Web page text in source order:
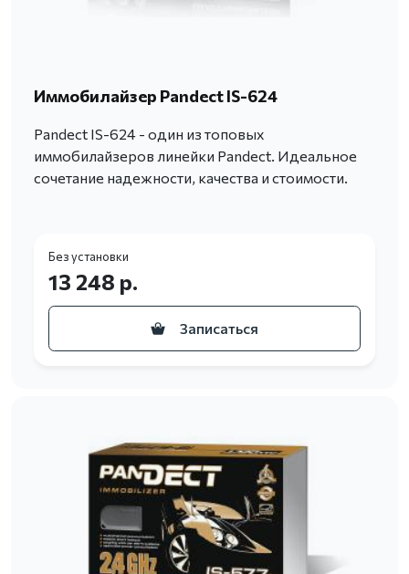
Иммобилайзер Pandect IS-624
Pandect IS-624 - один из топовых
иммобилайзеров линейки Pandect. Идеальное
сочетание надежности, качества и стоимости.
Без установки
13 248 р.
Записаться